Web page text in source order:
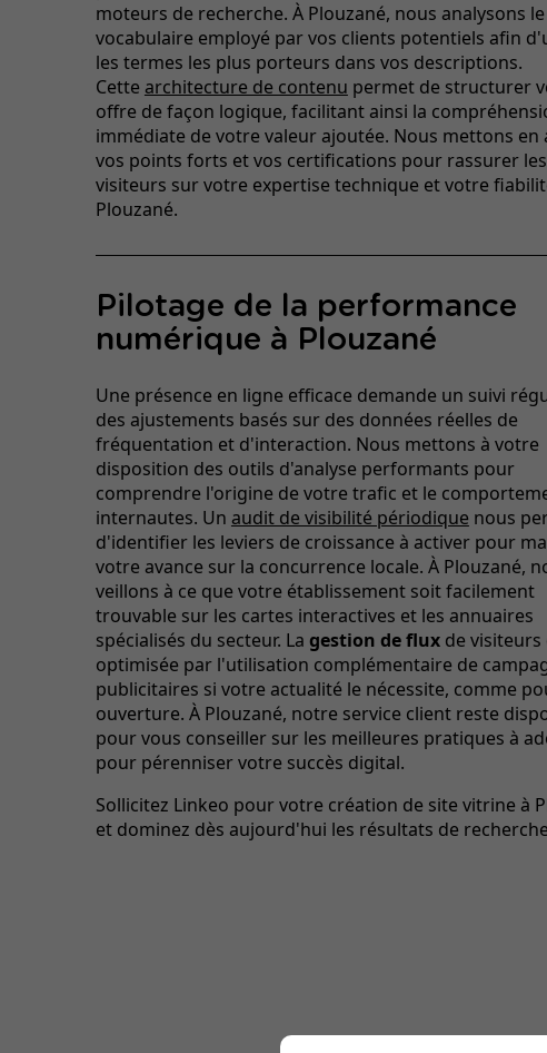
moteurs de recherche. À Plouzané, nous analysons le
vocabulaire employé par vos clients potentiels afin
les termes les plus porteurs dans vos descriptions.
Cette architecture de contenu permet de structurer
offre de façon logique, facilitant ainsi la
immédiate de votre valeur ajoutée. Nous mettons en
vos points forts et vos certifications pour rassurer les
visiteurs sur votre expertise technique et votre
Plouzané.
Pilotage de la performance
numérique à Plouzané
Une présence en ligne efficace demande un suivi
des ajustements basés sur des données réelles de
fréquentation et d'interaction. Nous mettons à votre
disposition des outils d'analyse performants pour
comprendre l'origine de votre trafic et le
internautes. Un audit de visibilité périodique nous
d'identifier les leviers de croissance à activer pour
votre avance sur la concurrence locale. À Plouzané,
veillons à ce que votre établissement soit facilement
trouvable sur les cartes interactives et les annuaires
spécialisés du secteur. La gestion de fluxde visiteurs
optimisée par l'utilisation complémentaire de
publicitaires si votre actualité le nécessite, comme
ouverture. À Plouzané, notre service client reste
pour vous conseiller sur les meilleures pratiques à
pour pérenniser votre succès digital.
Sollicitez Linkeo pour votre création de site vitrine à
et dominez dès aujourd'hui les résultats de